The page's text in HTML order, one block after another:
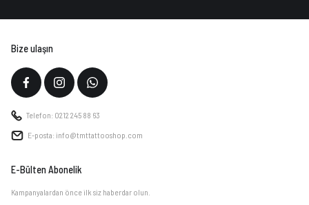
Bize ulaşın
Telefon: 0212 245 88 63
E-posta: info@tmttattooshop.com
E-Bülten Abonelik
Kampanyalardan önce ilk siz haberdar olun.